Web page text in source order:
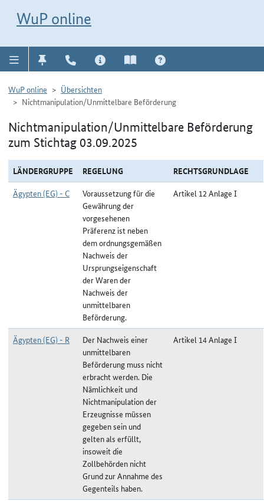
WuP online
WuP online
Übersichten
Nichtmanipulation/Unmittelbare Beförderung
Nichtmanipulation/Unmittelbare Beförderung
zum Stichtag 03.09.2025
LÄNDERGRUPPE REGELUNG
RECHTSGRUNDLAGE
Ägypten (EG) - C
Voraussetzung für die
Gewährung der
vorgesehenen
Präferenz ist neben
dem ordnungsgemäßen
Nachweis der
Ursprungseigenschaft
der Waren der
Nachweis der
unmittelbaren
Beförderung.
Artikel 12 Anlage I
Ägypten (EG) - R
Der Nachweis einer
unmittelbaren
Beförderung muss nicht
erbracht werden. Die
Nämlichkeit und
Nichtmanipulation der
Erzeugnisse müssen
gegeben sein und
gelten als erfüllt,
insoweit die
Zollbehörden nicht
Grund zur Annahme des
Gegenteils haben.
Artikel 14 Anlage I